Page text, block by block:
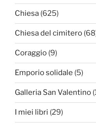
Chiesa (625)
Chiesa del cimitero
Coraggio (9)
Emporio solidale (5)
Galleria San Valentino
I miei libri (29)